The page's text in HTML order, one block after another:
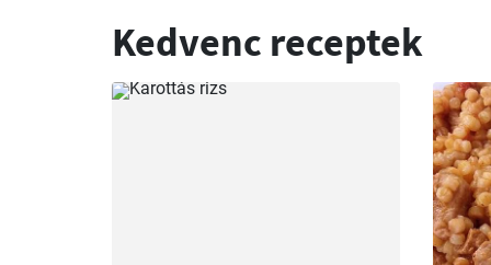
Kedvenc receptek